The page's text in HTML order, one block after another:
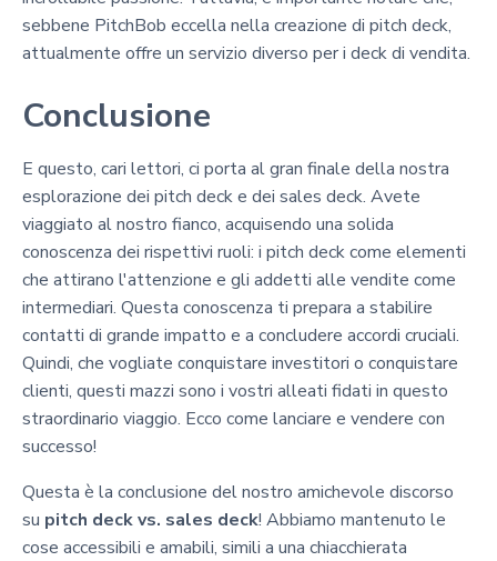
sebbene PitchBob eccella nella creazione di pitch deck,
attualmente offre un servizio diverso per i deck di vendita.
Conclusione
E questo, cari lettori, ci porta al gran finale della nostra
esplorazione dei pitch deck e dei sales deck. Avete
viaggiato al nostro fianco, acquisendo una solida
conoscenza dei rispettivi ruoli: i pitch deck come elementi
che attirano l'attenzione e gli addetti alle vendite come
intermediari. Questa conoscenza ti prepara a stabilire
contatti di grande impatto e a concludere accordi cruciali.
Quindi, che vogliate conquistare investitori o conquistare
clienti, questi mazzi sono i vostri alleati fidati in questo
straordinario viaggio. Ecco come lanciare e vendere con
successo!
Questa è la conclusione del nostro amichevole discorso
su pitch deck vs. sales deck! Abbiamo mantenuto le
cose accessibili e amabili, simili a una chiacchierata